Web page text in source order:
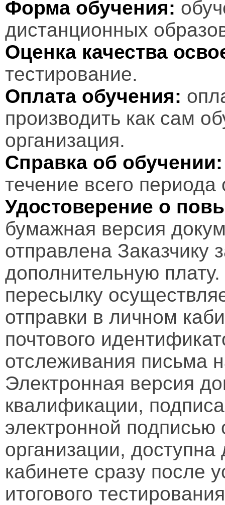
Форма обучения:
дистанционных
Оценка качества
тестирование.
Оплата обучения:
производить как сам
организация.
Справка об обучении:
течение всего периода
Удостоверение о
бумажная версия
отправлена Заказчику
дополнительную
пересылку
отправки в личном
почтового
отслеживания письма
Электронная версия
квалификации,
электронной подписью
организации,
кабинете сразу после
итогового